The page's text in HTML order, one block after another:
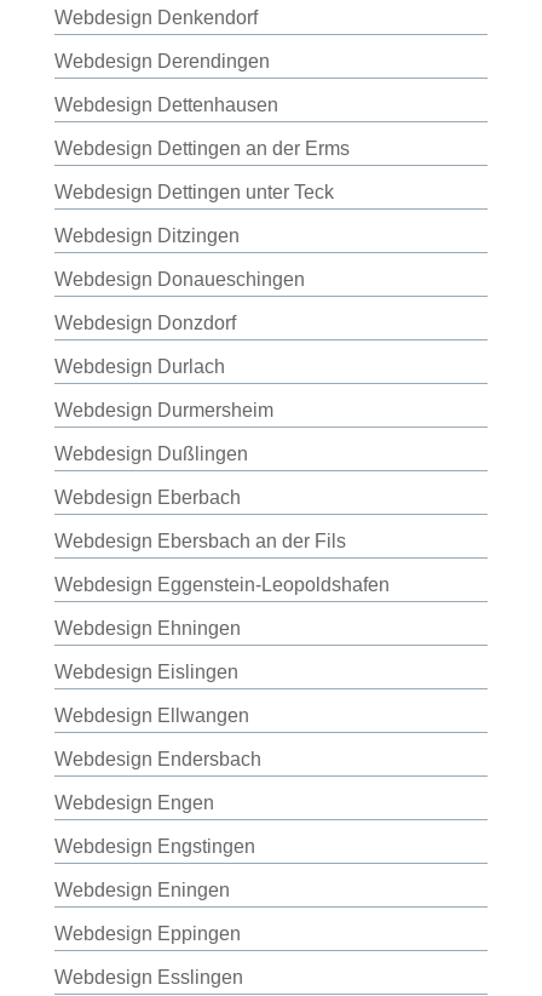
Webdesign Denkendorf
Webdesign Derendingen
Webdesign Dettenhausen
Webdesign Dettingen an der Erms
Webdesign Dettingen unter Teck
Webdesign Ditzingen
Webdesign Donaueschingen
Webdesign Donzdorf
Webdesign Durlach
Webdesign Durmersheim
Webdesign Dußlingen
Webdesign Eberbach
Webdesign Ebersbach an der Fils
Webdesign Eggenstein-Leopoldshafen
Webdesign Ehningen
Webdesign Eislingen
Webdesign Ellwangen
Webdesign Endersbach
Webdesign Engen
Webdesign Engstingen
Webdesign Eningen
Webdesign Eppingen
Webdesign Esslingen